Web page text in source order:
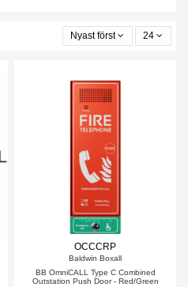
Nyast först 24
OCCCRP
Baldwin Boxall
BB OmniCALL Type C Combined
Outstation Push Door - Red/Green